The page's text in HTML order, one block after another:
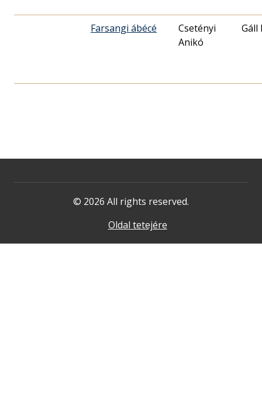
Farsangi ábécé
Csetényi
Anikó
Gáll
© 2026 All rights reserved.
Oldal tetejére